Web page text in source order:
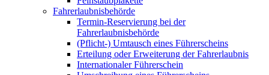
Fahrerlaubnisbehörde
Termin-Reservierung bei der
Fahrerlaubnisbehörde
(Pflicht-) Umtausch eines Führerscheins
Erteilung oder Erweiterung der Fahrerlaubnis
Internationaler Führerschein